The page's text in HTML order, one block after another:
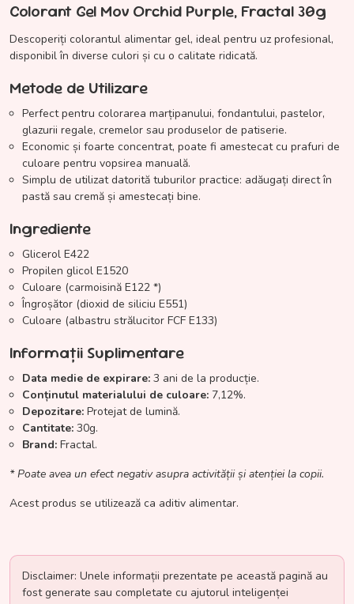
Colorant Gel Mov Orchid Purple, Fractal 30g
Descoperiți colorantul alimentar gel, ideal pentru uz profesional,
disponibil în diverse culori și cu o calitate ridicată.
Metode de Utilizare
Perfect pentru colorarea marțipanului, fondantului, pastelor,
glazurii regale, cremelor sau produselor de patiserie.
Economic și foarte concentrat, poate fi amestecat cu prafuri de
culoare pentru vopsirea manuală.
Simplu de utilizat datorită tuburilor practice: adăugați direct în
pastă sau cremă și amestecați bine.
Ingrediente
Glicerol E422
Propilen glicol E1520
Culoare (carmoisină E122 *)
Îngroșător (dioxid de siliciu E551)
Culoare (albastru strălucitor FCF E133)
Informații Suplimentare
Data medie de expirare: 3 ani de la producție.
Conținutul materialului de culoare: 7,12%.
Depozitare: Protejat de lumină.
Cantitate: 30g.
Brand: Fractal.
* Poate avea un efect negativ asupra activității și atenției la copii.
Acest produs se utilizează ca aditiv alimentar.
Disclaimer: Unele informații prezentate pe această pagină au
fost generate sau completate cu ajutorul inteligenței